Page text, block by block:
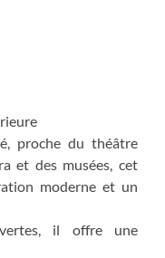
proche du théâtre
et des musées, cet
moderne et un
il offre une